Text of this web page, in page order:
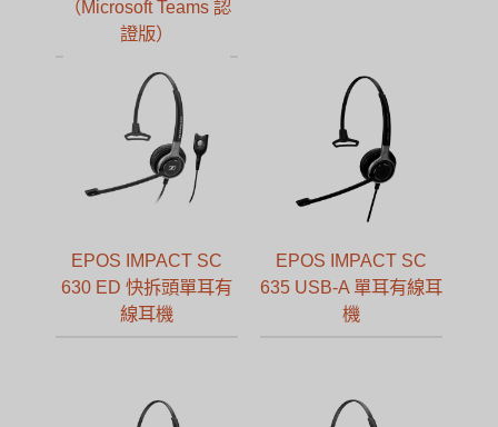
（Microsoft Teams 認
證版）
EPOS IMPACT SC
630 ED 快拆頭單耳有
線耳機
EPOS IMPACT SC
635 USB-A 單耳有線耳
機